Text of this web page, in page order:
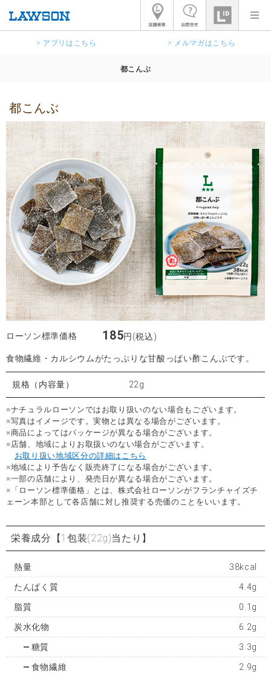
> アプリはこちら > メルマガはこちら
都こんぶ
都こんぶ
ローソン標準価格 185円(税込)
食物繊維・カルシウムがたっぷりな甘酸っぱい酢こんぶです。
規格（内容量） 22g
※ナチュラルローソンではお取り扱いのない場合もございます。
※写真はイメージです。実物とは異なる場合がございます。
※商品によってはパッケージが異なる場合がございます。
※店舗、地域によりお取扱いのない場合がございます。
お取り扱い地域区分の詳細はこちら
※地域により予告なく販売終了になる場合がございます。
※一部の店舗により、発売日が異なる場合がございます。
※「ローソン標準価格」とは、株式会社ローソンがフランチャイズチ
ェーン本部として各店舗に対し推奨する売価のことをいいます。
栄養成分 【1包装(22g)当たり】
熱量 38kcal
たんぱく質 4.4g
脂質 0.1g
炭水化物 6.2g
糖質 3.3g
食物繊維 2.9g